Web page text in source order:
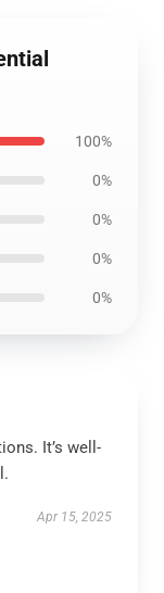
100%
0%
0%
0%
0%
It’s well-
Apr 15, 2025